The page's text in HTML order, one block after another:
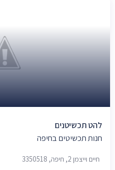
להט תכשיטנים
חנות תכשיטים בחיפה
חיים וייצמן 2, חיפה, 3350518